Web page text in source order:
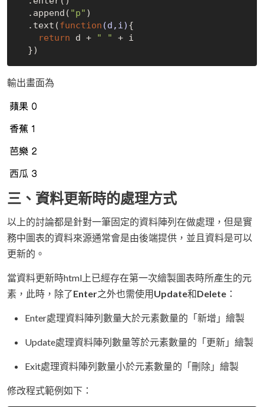
  .append(
"p" )
  .text(
function (d,i) {
return d + " " + i
輸出畫面為
三、資料更新時的處理方式
以上的討論都是針對一筆固定的資料陣列在做處理，但是實
務中圖表的資料來源通常會是由後端提供，並且資料是可以
更新的。
當資料更新時html上已經存在第一次繪製圖表時所產生的元
素，此時，除了Enter之外也需使用 Update和Delete ：
Enter處理資料陣列數量大於元素數量的「新增」繪製
Update處理資料陣列數量等於元素數量的「更新」繪製
Exit處理資料陣列數量小於元素數量的「刪除」繪製
修改程式範例如下：